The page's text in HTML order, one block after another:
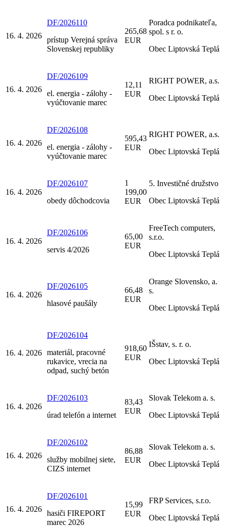
16. 4. 2026
DF/2026110
prístup Verejná správa
Slovenskej republiky
265,68
EUR
Poradca podnikateľa,
spol. s r. o.
Obec Liptovská Teplá
16. 4. 2026
DF/2026109
el. energia - zálohy -
vyúčtovanie marec
12,11
EUR
RIGHT POWER, a.s.
Obec Liptovská Teplá
16. 4. 2026
DF/2026108
el. energia - zálohy -
vyúčtovanie marec
595,43
EUR
RIGHT POWER, a.s.
Obec Liptovská Teplá
16. 4. 2026
DF/2026107
obedy dôchodcovia
1
199,00
EUR
5. Investičné družstvo
Obec Liptovská Teplá
16. 4. 2026
DF/2026106
servis 4/2026
65,00
EUR
FreeTech computers,
s.r.o.
Obec Liptovská Teplá
16. 4. 2026
DF/2026105
hlasové paušály
66,48
EUR
Orange Slovensko, a.
s.
Obec Liptovská Teplá
16. 4. 2026
DF/2026104
materiál, pracovné
rukavice, vrecia na
odpad, suchý betón
918,60
EUR
IŠstav, s. r. o.
Obec Liptovská Teplá
16. 4. 2026
DF/2026103
úrad telefón a internet
83,43
EUR
Slovak Telekom a. s.
Obec Liptovská Teplá
16. 4. 2026
DF/2026102
služby mobilnej siete,
CIZS internet
86,88
EUR
Slovak Telekom a. s.
Obec Liptovská Teplá
16. 4. 2026
DF/2026101
hasiči FIREPORT
marec 2026
15,99
EUR
FRP Services, s.r.o.
Obec Liptovská Teplá